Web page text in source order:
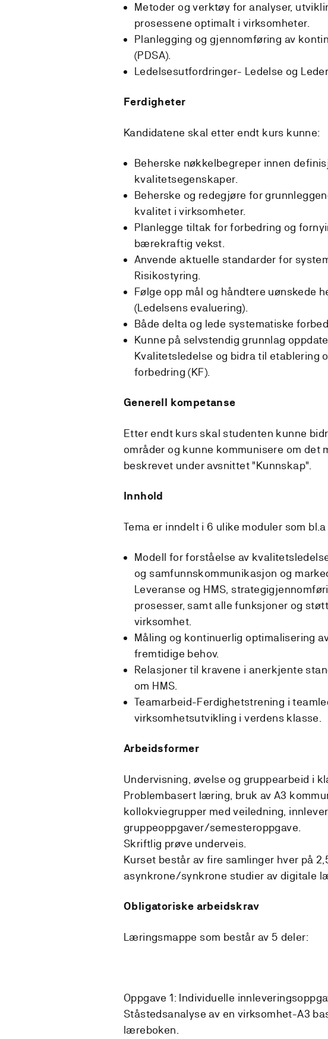
Metoder og verktøy for analyser,
prosessene optimalt i virksomheter.
Planlegging og gjennomføring av
(PDSA).
Ledelsesutfordringer- Ledelse og
Ferdigheter
Kandidatene skal etter endt kurs kunne:
Beherske nøkkelbegreper innen
kvalitetsegenskaper.
Beherske og redegjøre for
kvalitet i virksomheter.
Planlegge tiltak for forbedring og
bærekraftig vekst.
Anvende aktuelle standarder for
Risikostyring.
Følge opp mål og håndtere uønskede
(Ledelsens evaluering).
Både delta og lede systematiske
Kunne på selvstendig grunnlag
Kvalitetsledelse og bidra til etablering
forbedring (KF).
Generell kompetanse
Etter endt kurs skal studenten kunne
områder og kunne kommunisere om det
beskrevet under avsnittet "Kunnskap".
Innhold
Tema er inndelt i 6 ulike moduler som
Modell for forståelse av
og samfunnskommunikasjon og
Leveranse og HMS,
prosesser, samt alle funksjoner og
virksomhet.
Måling og kontinuerlig optimalisering
fremtidige behov.
Relasjoner til kravene i anerkjente
om HMS.
Teamarbeid-Ferdighetstrening i
virksomhetsutvikling i verdens klasse.
Arbeidsformer
Undervisning, øvelse og gruppearbeid i
Problembasert læring, bruk av A3
kollokviegrupper med veiledning,
gruppeoppgaver/semesteroppgave.
Skriftlig prøve underveis.
Kurset består av fire samlinger hver på
asynkrone/synkrone studier av digitale
Obligatoriske arbeidskrav
Læringsmappe som består av 5 deler:
Oppgave 1: Individuelle
Ståstedsanalyse av en virksomhet-A3
læreboken.